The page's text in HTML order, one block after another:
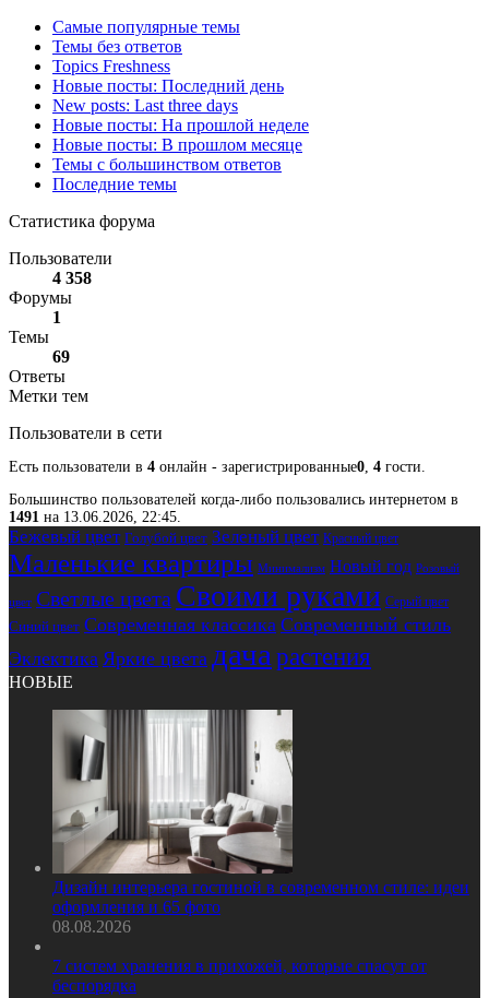
Самые популярные темы
Темы без ответов
Topics Freshness
Новые посты: Последний день
New posts: Last three days
Новые посты: На прошлой неделе
Новые посты: В прошлом месяце
Темы с большинством ответов
Последние темы
Статистика форума
Пользователи
4 358
Форумы
1
Темы
69
Ответы
Метки тем
Пользователи в сети
Есть пользователи в 4 онлайн - зарегистрированные0 4 гости.
Большинство пользователей когда-либо пользовались интернетом в
1491 на 13.06.2026, 22:45.
Бежевый цвет Голубой цвет Зеленый цвет Красный цвет
Маленькие квартиры Минимализм Новый год Розовый
цвет Светлые цвета Своими руками Серый цвет
Синий цвет Современная классика Современный стиль
Эклектика Яркие цвета дача растения
НОВЫЕ
Дизайн интерьера гостиной в современном стиле: идеи
оформления и 65 фото
08.08.2026
7 систем хранения в прихожей, которые спасут от
беспорядка